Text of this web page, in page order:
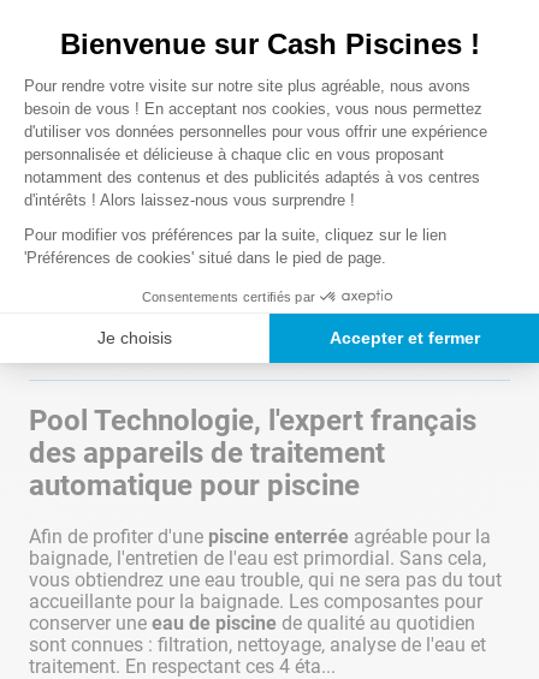
Chargement des avis…
Le mot de la marque POOL
TECHNOLOGIE
Voir nos produits POOL TECHNOLOGIE
Pool Technologie, l'expert français
des appareils de traitement
automatique pour piscine
Afin de profiter d'une piscine enterrée agréable pour la
baignade, l'entretien de l'eau est primordial. Sans cela,
vous obtiendrez une eau trouble, qui ne sera pas du tout
accueillante pour la baignade. Les composantes pour
conserver une eau de piscine de qualité au quotidien
sont connues : filtration, nettoyage, analyse de l'eau et
traitement. En respectant ces 4 éta...
Bienvenue sur Cash Piscines !
Plateforme de Gestion du
Pour rendre votre visite sur notre site plus agréable, nous avons
besoin de vous ! En acceptant nos cookies, vous nous permettez
d'utiliser vos données personnelles pour vous offrir une expérience
personnalisée et délicieuse à chaque clic en vous proposant
notamment des contenus et des publicités adaptés à vos centres
d'intérêts ! Alors laissez-nous vous surprendre !
Pour modifier vos préférences par la suite, cliquez sur le lien
'Préférences de cookies' situé dans le pied de page.
Consentements certifiés par
Je choisis Accepter et fermer
Axeptio consent